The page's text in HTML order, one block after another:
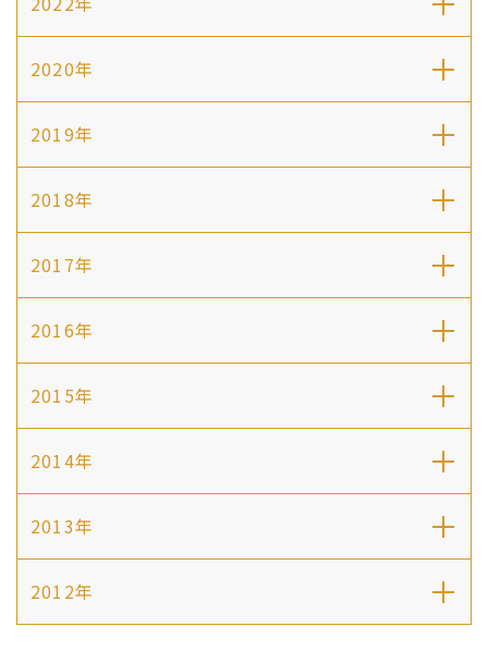
2020年
2019年
2018年
2017年
2016年
2015年
2014年
2013年
2012年